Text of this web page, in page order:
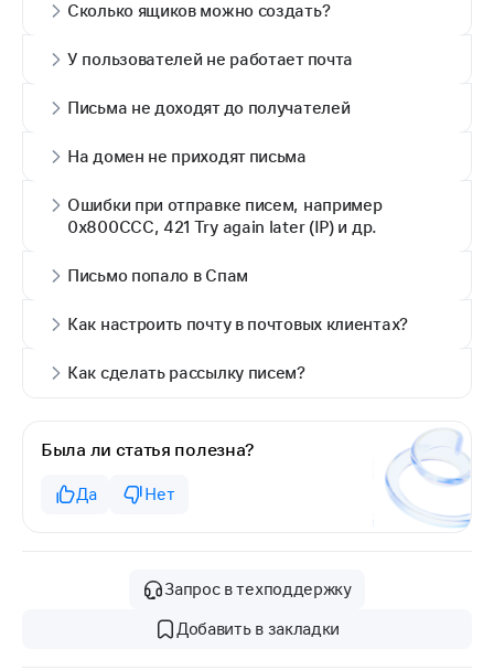
Сколько ящиков можно создать?
У пользователей не работает почта
Письма не доходят до получателей
На домен не приходят письма
Ошибки при отправке писем, например
0x800CCC, 421 Try again later (IP) и др.
Письмо попало в Спам
Как настроить почту в почтовых клиентах?
Как сделать рассылку писем?
Была ли статья полезна?
Да Нет
Запрос в техподдержку
Добавить в закладки